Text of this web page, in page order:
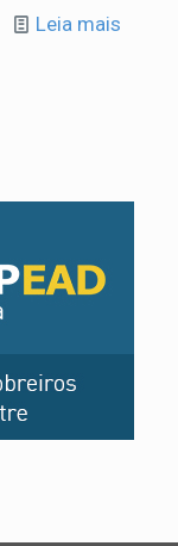
Leia mais